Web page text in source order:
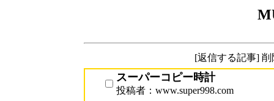
[返信する記事]
スーパーコピー時計
投稿者：www.super998.com